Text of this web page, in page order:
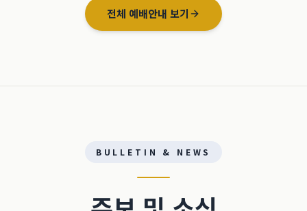
전체 예배안내 보기
BULLETIN & NEWS